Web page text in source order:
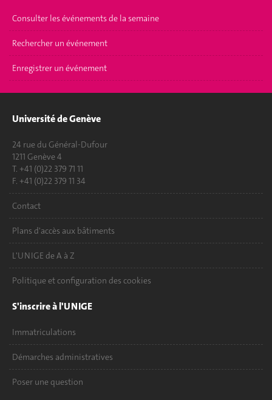
Consulter les événements de la semaine
Rechercher un événement
Enregistrer un événement
Université de Genève
24 rue du Général-Dufour
1211 Genève 4
T. +41 (0)22 379 71 11
F. +41 (0)22 379 11 34
Contact
Plans d'accès aux bâtiments
L'UNIGE de A à Z
Politique et configuration des cookies
S'inscrire à l'UNIGE
Immatriculations
Démarches administratives
Poser une question